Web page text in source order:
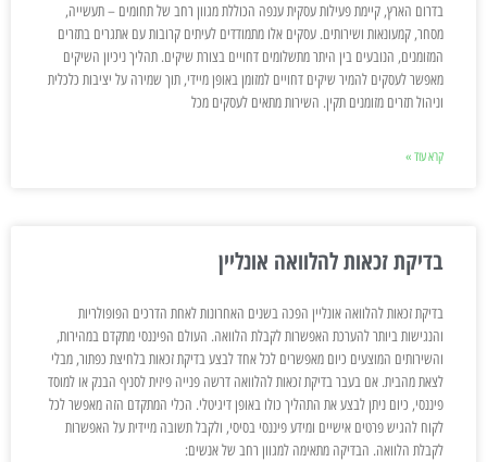
בדרום הארץ, קיימת פעילות עסקית ענפה הכוללת מגוון רחב של תחומים – תעשייה,
מסחר, קמעונאות ושירותים. עסקים אלו מתמודדים לעיתים קרובות עם אתגרים בתזרים
המזומנים, הנובעים בין היתר מתשלומים דחויים בצורת שיקים. תהליך ניכיון השיקים
מאפשר לעסקים להמיר שיקים דחויים למזומן באופן מיידי, תוך שמירה על יציבות כלכלית
וניהול תזרים מזומנים תקין. השירות מתאים לעסקים מכל
קרא עוד »
בדיקת זכאות להלוואה אונליין
בדיקת זכאות להלוואה אונליין הפכה בשנים האחרונות לאחת הדרכים הפופולריות
והנגישות ביותר להערכת האפשרות לקבלת הלוואה. העולם הפיננסי מתקדם במהירות,
והשירותים המוצעים כיום מאפשרים לכל אחד לבצע בדיקת זכאות בלחיצת כפתור, מבלי
לצאת מהבית. אם בעבר בדיקת זכאות להלוואה דרשה פנייה פיזית לסניף הבנק או למוסד
פיננסי, כיום ניתן לבצע את התהליך כולו באופן דיגיטלי. הכלי המתקדם הזה מאפשר לכל
לקוח להגיש פרטים אישיים ומידע פיננסי בסיסי, ולקבל תשובה מיידית על האפשרות
לקבלת הלוואה. הבדיקה מתאימה למגוון רחב של אנשים: